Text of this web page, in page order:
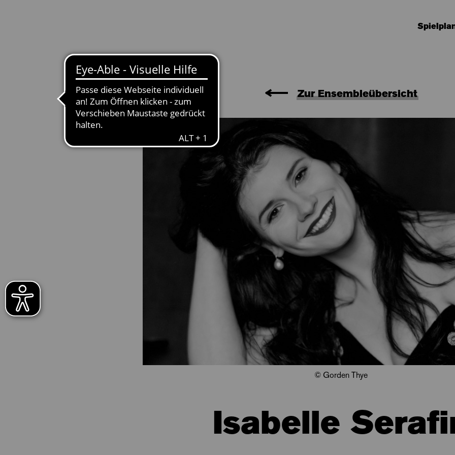
Zur Ensembleübersicht
© Gorden Thye
Isabelle